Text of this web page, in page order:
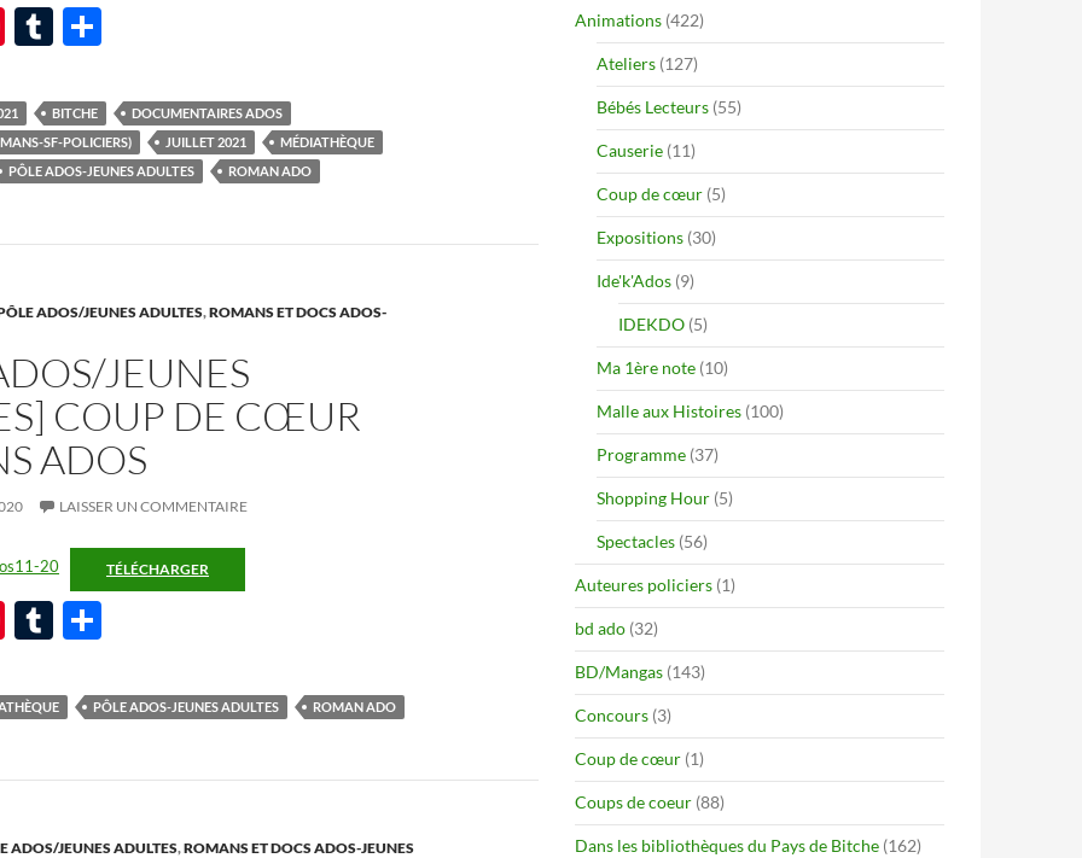
Pi
er
es
t
T
m
bl
r
ta
g
er
BITCHE
DOCUMENTAIRES ADOS
SF-POLICIERS)
JUILLET 2021
MÉDIATHÈQUE
PÔLE ADOS-JEUNES ADULTES ROMAN ADO
ADOS/JEUNES ADULTES,ROMANS ET DOCS ADOS-
JEUNES
COUP DE CŒUR
ADOS
LAISSER UN COMMENTAIRE
20 TÉLÉCHARGER
Pi
er
es
t
T
m
bl
r
ta
g
er
PÔLE ADOS-JEUNES ADULTES ROMAN ADO
ADOS/JEUNES ADULTES,ROMANS ET DOCS ADOS-JEUNES
Animations (422)
Ateliers (127)
Bébés Lecteurs (55)
Causerie (11)
Coup de cœur (5)
Expositions (30)
Ide'k'Ados (9)
IDEKDO (5)
Ma 1ère note (10)
Malle aux Histoires (100)
Programme (37)
Shopping Hour (5)
Spectacles (56)
Auteures policiers (1)
bd ado (32)
BD/Mangas (143)
Concours (3)
Coup de cœur (1)
Coups de coeur (88)
Dans les bibliothèques du Pays de Bitche (162)